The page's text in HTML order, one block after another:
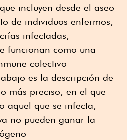
incluyen desde el aseo
de individuos enfermos,
infectadas,
funcionan como una
colectivo
es la descripción de
más preciso, en el que
aquel que se infecta,
no pueden ganar la